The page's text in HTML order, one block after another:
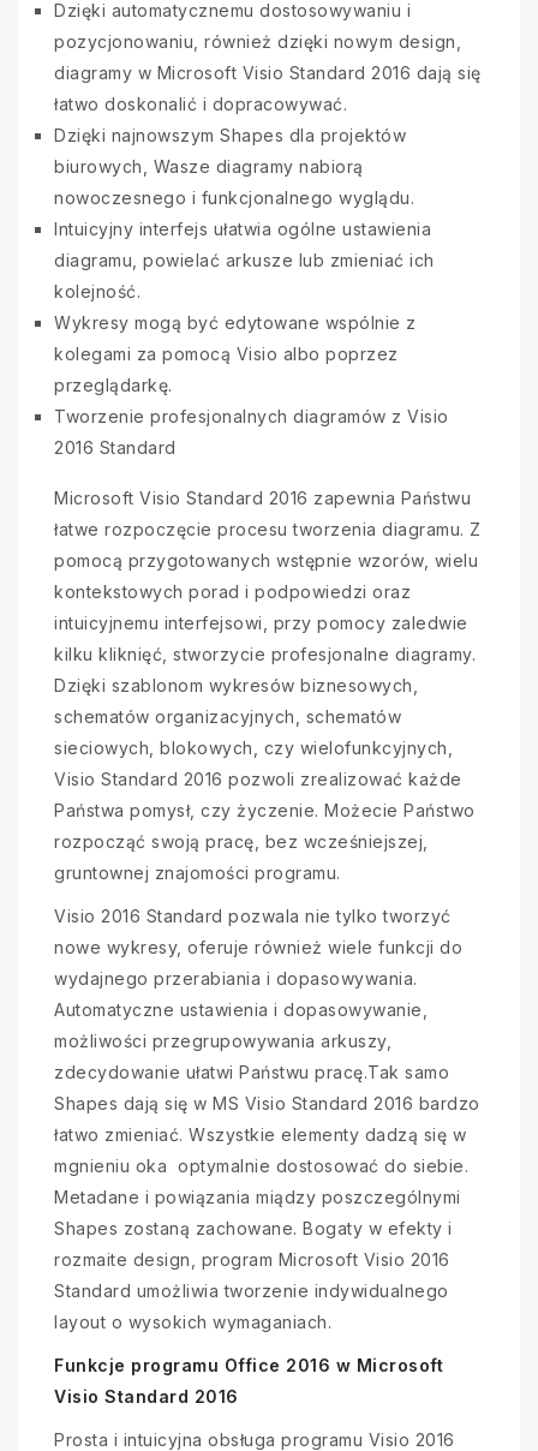
Dzięki automatycznemu dostosowywaniu i
pozycjonowaniu, również dzięki nowym design,
diagramy w Microsoft Visio Standard 2016 dają się
łatwo doskonalić i dopracowywać.
Dzięki najnowszym Shapes dla projektów
biurowych, Wasze diagramy nabiorą
nowoczesnego i funkcjonalnego wyglądu.
Intuicyjny interfejs ułatwia ogólne ustawienia
diagramu, powielać arkusze lub zmieniać ich
kolejność.
Wykresy mogą być edytowane wspólnie z
kolegami za pomocą Visio albo poprzez
przeglądarkę.
Tworzenie profesjonalnych diagramów z Visio
2016 Standard
Microsoft Visio Standard 2016 zapewnia Państwu
łatwe rozpoczęcie procesu tworzenia diagramu. Z
pomocą przygotowanych wstępnie wzorów, wielu
kontekstowych porad i podpowiedzi oraz
intuicyjnemu interfejsowi, przy pomocy zaledwie
kilku kliknięć, stworzycie profesjonalne diagramy.
Dzięki szablonom wykresów biznesowych,
schematów organizacyjnych, schematów
sieciowych, blokowych, czy wielofunkcyjnych,
Visio Standard 2016 pozwoli zrealizować każde
Państwa pomysł, czy życzenie. Możecie Państwo
rozpocząć swoją pracę, bez wcześniejszej,
gruntownej znajomości programu.
Visio 2016 Standard pozwala nie tylko tworzyć
nowe wykresy, oferuje również wiele funkcji do
wydajnego przerabiania i dopasowywania.
Automatyczne ustawienia i dopasowywanie,
możliwości przegrupowywania arkuszy,
zdecydowanie ułatwi Państwu pracę.Tak samo
Shapes dają się w MS Visio Standard 2016 bardzo
łatwo zmieniać. Wszystkie elementy dadzą się w
mgnieniu oka optymalnie dostosować do siebie.
Metadane i powiązania miądzy poszczególnymi
Shapes zostaną zachowane. Bogaty w efekty i
rozmaite design, program Microsoft Visio 2016
Standard umożliwia tworzenie indywidualnego
layout o wysokich wymaganiach.
Funkcje programu Office 2016 w Microsoft
Visio Standard 2016
Prosta i intuicyjna obsługa programu Visio 2016